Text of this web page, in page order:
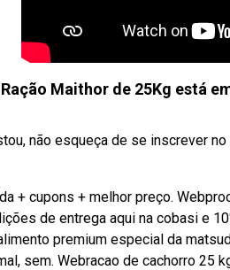
Ração Maithor de 25Kg está
não esqueça de se inscrever
+ cupons + melhor preço.
de entrega aqui na cobasi e
premium especial da
sem. Webracao de cachorro 25